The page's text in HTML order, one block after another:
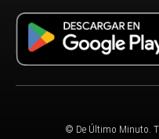
© De Último Minuto.